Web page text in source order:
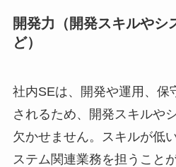
開発力（開発スキルやシ
ど）
社内SEは、開発や運用、保
されるため、開発スキルや
欠かせません。スキルが低
ステム関連業務を担うこと